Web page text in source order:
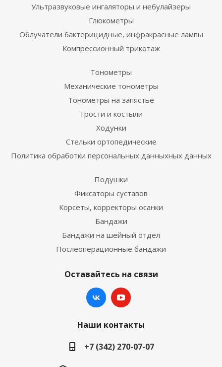
Ультразвуковые ингаляторы и небулайзеры
Глюкометры
Облучатели бактерицидные, инфракрасные лампы
Компрессионный трикотаж
Тонометры
Механические тонометры
Тонометры на запястье
Трости и костыли
Ходунки
Стельки ортопедические
Политика обработки персональных данныхных данных
Подушки
Фиксаторы суставов
Корсеты, корректоры осанки
Бандажи
Бандажи на шейный отдел
Послеоперационные бандажи
Оставайтесь на связи
Наши контакты
+7 (342) 270-07-07